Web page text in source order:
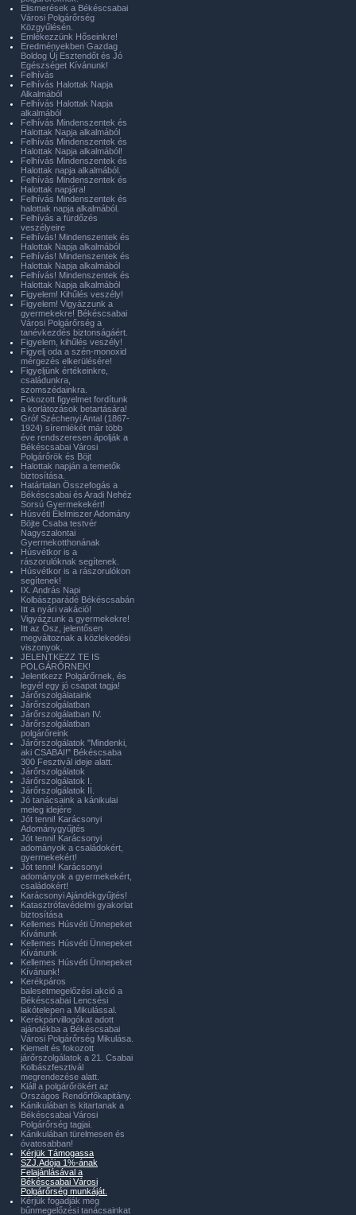
Elismerések a Békéscsabai
Városi Polgárőrség
Közgyűlésén.
Emlékezzünk Hőseinkre!
Eredményekben Gazdag
Boldog Új Esztendőt és Jó
Egészséget Kívánunk!
Felhívás
Felhívás Halottak Napja
Alkalmából
Felhívás Halottak Napja
alkalmából
Felhívás Mindenszentek és
Halottak Napja alkalmából
Felhívás Mindenszentek és
Halottak Napja alkalmából!
Felhívás Mindenszentek és
Halottak napja alkalmából.
Felhívás Mindenszentek és
Halottak napjára!
Felhívás Mindenszentek és
halottak napja alkalmából.
Felhívás a fürdőzés
veszélyeire
Felhívás! Mindenszentek és
Halottak Napja alkalmából
Felhívás! Mindenszentek és
Halottak Napja alkalmából
Felhívás! Mindenszentek és
Halottak Napja alkalmából
Figyelem! Kihűlés veszély!
Figyelem! Vigyázzunk a
gyermekekre! Békéscsabai
Városi Polgárőrség a
tanévkezdés biztonságáért.
Figyelem, kihűlés veszély!
Figyelj oda a szén-monoxid
mérgezés elkerülésére!
Figyeljünk értékeinkre,
családunkra,
szomszédainkra.
Fokozott figyelmet fordítunk
a korlátozások betartására!
Gróf Széchenyi Antal (1867-
1924) síremlékét már több
éve rendszeresen ápolják a
Békéscsabai Városi
Polgárőrök és Böjt
Halottak napján a temetők
biztosítása.
Határtalan Összefogás a
Békéscsabai és Aradi Nehéz
Sorsú Gyermekekért!
Húsvéti Élelmiszer Adomány
Böjte Csaba testvér
Nagyszalontai
Gyermekotthonának
Húsvétkor is a
rászorulóknak segítenek.
Húsvétkor is a rászorulókon
segítenek!
IX. András Napi
Kolbászparádé Békéscsabán
Itt a nyári vakáció!
Vigyázzunk a gyermekekre!
Itt az Ősz, jelentősen
megváltoznak a közlekedési
viszonyok.
JELENTKEZZ TE IS
POLGÁRŐRNEK!
Jelentkezz Polgárőrnek, és
legyél egy jó csapat tagja!
Járőrszolgálataink
Járőrszolgálatban
Járőrszolgálatban IV.
Járőrszolgálatban
polgárőreink
Járőrszolgálatok "Mindenki,
aki CSABAI!" Békéscsaba
300 Fesztivál ideje alatt.
Járőrszolgálatok
Járőrszolgálatok I.
Járőrszolgálatok II.
Jó tanácsaink a kánikulai
meleg idejére
Jót tenni! Karácsonyi
Adománygyűjtés
Jót tenni! Karácsonyi
adományok a családokért,
gyermekekért!
Jót tenni! Karácsonyi
adományok a gyermekekért,
családokért!
Karácsonyi Ajándékgyűjtés!
Katasztrófavédelmi gyakorlat
biztosítása
Kellemes Húsvéti Ünnepeket
Kívánunk
Kellemes Húsvéti Ünnepeket
Kívánunk
Kellemes Húsvéti Ünnepeket
Kívánunk!
Kerékpáros
balesetmegelőzési akció a
Békéscsabai Lencsési
lakótelepen a Mikulással.
Kerékpárvillogókat adott
ajándékba a Békéscsabai
Városi Polgárőrség Mikulása.
Kiemelt és fokozott
járőrszolgálatok a 21. Csabai
Kolbászfesztivál
megrendezése alatt.
Kiáll a polgárőrökért az
Országos Rendőrfőkapitány.
Kánikulában is kitartanak a
Békéscsabai Városi
Polgárőrség tagjai.
Kánikulában türelmesen és
óvatosabban!
Kérjük Támogassa
SZJ.Adója 1%-ának
Felajánlásával a
Békéscsabai Városi
Polgárőrség munkáját.
Kérjük fogadják meg
bűnmegelőzési tanácsainkat